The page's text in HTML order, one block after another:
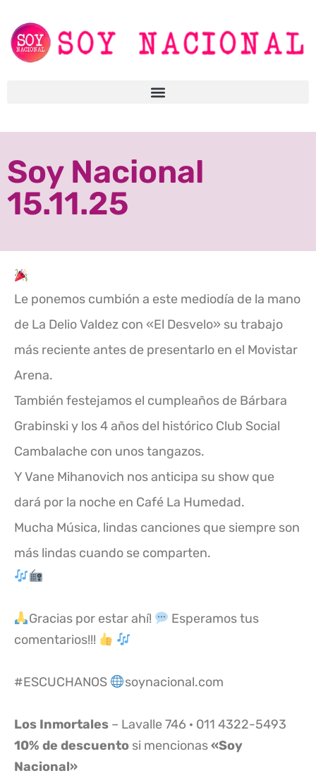
Soy Nacional
15.11.25
Le ponemos cumbión a este mediodía de la mano
de La Delio Valdez con «El Desvelo» su trabajo
más reciente antes de presentarlo en el Movistar
Arena.
También festejamos el cumpleaños de Bárbara
Grabinski y los 4 años del histórico Club Social
Cambalache con unos tangazos.
Y Vane Mihanovich nos anticipa su show que
dará por la noche en Café La Humedad.
Mucha Música, lindas canciones que siempre son
más lindas cuando se comparten.
Gracias por estar ahí!
Esperamos tus
comentarios!!!
#ESCUCHANOS soynacional.com
Los Inmortales – Lavalle 746 · 011 4322-5493
10% de descuento si mencionas«Soy
Nacional»